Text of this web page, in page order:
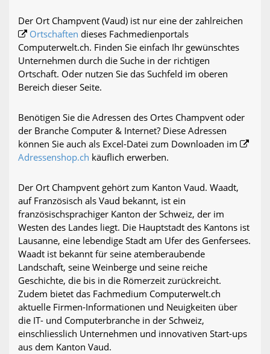
Der Ort Champvent (Vaud) ist nur eine der zahlreichen
Ortschaften dieses Fachmedienportals
Computerwelt.ch. Finden Sie einfach Ihr gewünschtes
Unternehmen durch die Suche in der richtigen
Ortschaft. Oder nutzen Sie das Suchfeld im oberen
Bereich dieser Seite.
Benötigen Sie die Adressen des Ortes Champvent oder
der Branche Computer & Internet? Diese Adressen
können Sie auch als Excel-Datei zum Downloaden im
Adressenshop.ch käuflich erwerben.
Der Ort Champvent gehört zum Kanton Vaud. Waadt,
auf Französisch als Vaud bekannt, ist ein
französischsprachiger Kanton der Schweiz, der im
Westen des Landes liegt. Die Hauptstadt des Kantons ist
Lausanne, eine lebendige Stadt am Ufer des Genfersees.
Waadt ist bekannt für seine atemberaubende
Landschaft, seine Weinberge und seine reiche
Geschichte, die bis in die Römerzeit zurückreicht.
Zudem bietet das Fachmedium Computerwelt.ch
aktuelle Firmen-Informationen und Neuigkeiten über
die IT- und Computerbranche in der Schweiz,
einschliesslich Unternehmen und innovativen Start-ups
aus dem Kanton Vaud.